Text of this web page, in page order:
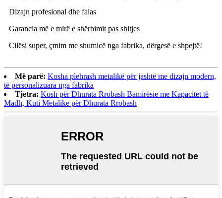
Dizajn profesional dhe falas
Garancia më e mirë e shërbimit pas shitjes
Cilësi super, çmim me shumicë nga fabrika, dërgesë e shpejtë!
Më parë: Kosha plehrash metalikë për jashtë me dizajn modern,
të personalizuara nga fabrika
Tjetra: Kosh për Dhurata Rrobash Bamirësie me Kapacitet të
Madh, Kuti Metalike për Dhurata Rrobash